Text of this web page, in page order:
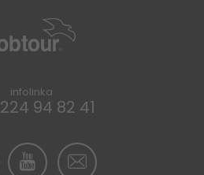
infolinka
224 94 82 41